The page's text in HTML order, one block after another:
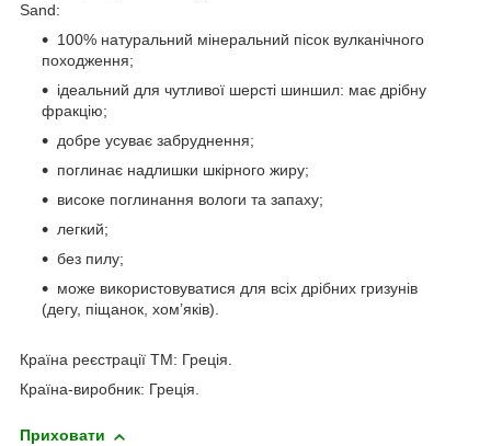
Sand:
100% натуральний мінеральний пісок вулканічного
походження;
ідеальний для чутливої шерсті шиншил: має дрібну
фракцію;
добре усуває забруднення;
поглинає надлишки шкірного жиру;
високе поглинання вологи та запаху;
легкий;
без пилу;
може використовуватися для всіх дрібних гризунів
(дегу, піщанок, хом’яків).
Країна реєстрації ТМ: Греція.
Країна-виробник: Греція.
Приховати